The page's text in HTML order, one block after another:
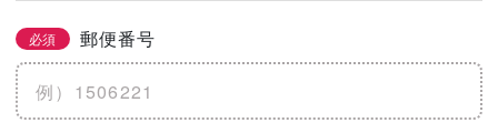
必須 郵便番号